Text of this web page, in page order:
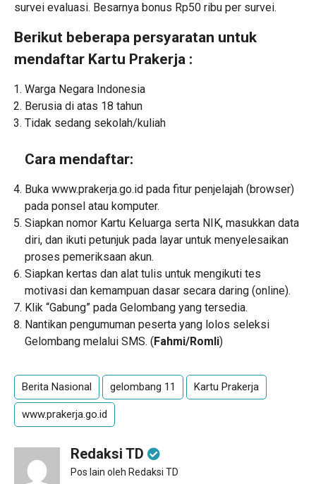
survei evaluasi. Besarnya bonus Rp50 ribu per survei.
Berikut beberapa persyaratan untuk
mendaftar Kartu Prakerja :
Warga Negara Indonesia
Berusia di atas 18 tahun
Tidak sedang sekolah/kuliah
Cara mendaftar:
Buka www.prakerja.go.id pada fitur penjelajah (browser)
pada ponsel atau komputer.
Siapkan nomor Kartu Keluarga serta NIK, masukkan data
diri, dan ikuti petunjuk pada layar untuk menyelesaikan
proses pemeriksaan akun.
Siapkan kertas dan alat tulis untuk mengikuti tes
motivasi dan kemampuan dasar secara daring (online).
Klik “Gabung” pada Gelombang yang tersedia.
Nantikan pengumuman peserta yang lolos seleksi
Gelombang melalui SMS. ( Fahmi/Romli)
Berita Nasional gelombang 11 Kartu Prakerja
www.prakerja.go.id
Redaksi TD
Pos lain oleh Redaksi TD